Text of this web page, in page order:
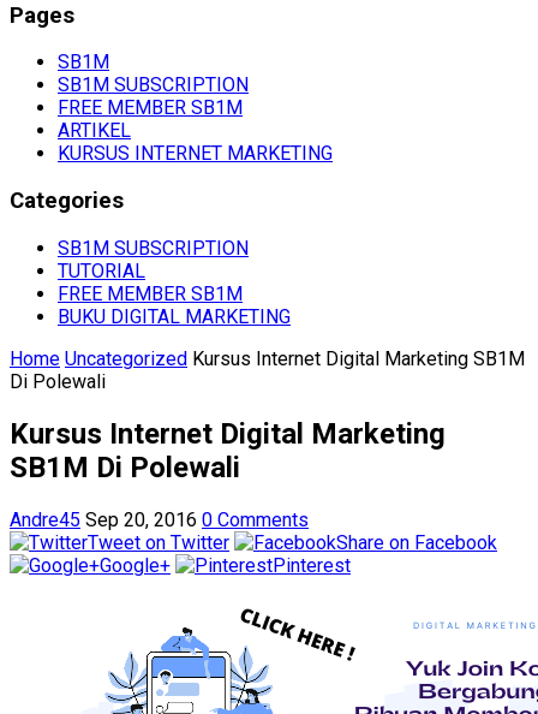
Pages
SB1M
SB1M SUBSCRIPTION
FREE MEMBER SB1M
ARTIKEL
KURSUS INTERNET MARKETING
Categories
SB1M SUBSCRIPTION
TUTORIAL
FREE MEMBER SB1M
BUKU DIGITAL MARKETING
Home Uncategorized Kursus Internet Digital Marketing SB1M
Di Polewali
Kursus Internet Digital Marketing
SB1M Di Polewali
Andre45 Sep 20, 2016 0 Comments
Tweet on Twitter
Share on Facebook
Google+
Pinterest